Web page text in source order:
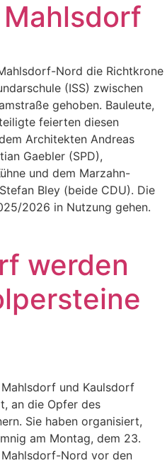
Nord die Richtkrone
(ISS) zwischen
gehoben. Bauleute,
feierten diesen
Architekten Andreas
Gaebler (SPD),
und dem Marzahn-
Bley (beide CDU). Die
2026 in Nutzung gehen.
werden
und Kaulsdorf
an die Opfer des
Sie haben organisiert,
am Montag, dem 23.
Nord vor den